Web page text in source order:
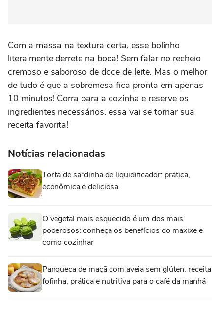
Com a massa na textura certa, esse bolinho
literalmente derrete na boca! Sem falar no recheio
cremoso e saboroso de doce de leite. Mas o melhor
de tudo é que a sobremesa fica pronta em apenas
10 minutos! Corra para a cozinha e reserve os
ingredientes necessários, essa vai se tornar sua
receita favorita!
Notícias relacionadas
Torta de sardinha de liquidificador: prática,
econômica e deliciosa
O vegetal mais esquecido é um dos mais
poderosos: conheça os benefícios do maxixe e
como cozinhar
Panqueca de maçã com aveia sem glúten: receita
fofinha, prática e nutritiva para o café da manhã